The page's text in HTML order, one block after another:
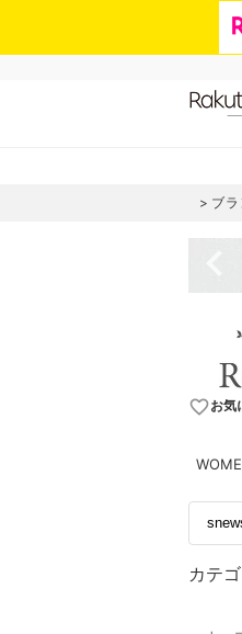
ブ
favorite_borderお気
カテゴ